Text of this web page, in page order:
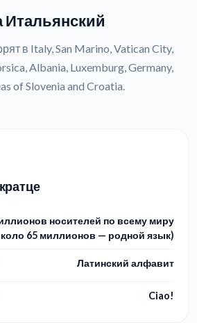
Итальянский
в Italy, San Marino, Vatican City,
Albania, Luxemburg, Germany,
of Slovenia and Croatia.
носителей по всему миру
65 миллионов — родной язык)
Латинский алфавит
Ciao!